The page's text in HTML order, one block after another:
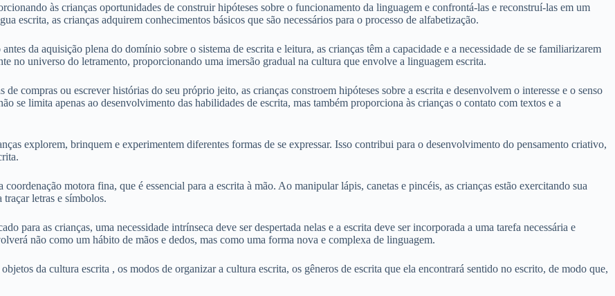
às crianças oportunidades de construir hipóteses sobre o funcionamento da linguagem e confrontá-las e reconstruí-las em um
escrita, as crianças adquirem conhecimentos básicos que são necessários para o processo de alfabetização.
da aquisição plena do domínio sobre o sistema de escrita e leitura, as crianças têm a capacidade e a necessidade de se familiarizarem
no universo do letramento, proporcionando uma imersão gradual na cultura que envolve a linguagem escrita.
compras ou escrever histórias do seu próprio jeito, as crianças constroem hipóteses sobre a escrita e desenvolvem o interesse e o senso
se limita apenas ao desenvolvimento das habilidades de escrita, mas também proporciona às crianças o contato com textos e a
explorem, brinquem e experimentem diferentes formas de se expressar. Isso contribui para o desenvolvimento do pensamento criativo,
motora fina, que é essencial para a escrita à mão. Ao manipular lápis, canetas e pincéis, as crianças estão exercitando sua
letras e símbolos.
para as crianças, uma necessidade intrínseca deve ser despertada nelas e a escrita deve ser incorporada a uma tarefa necessária e
não como um hábito de mãos e dedos, mas como uma forma nova e complexa de linguagem.
da cultura escrita , os modos de organizar a cultura escrita, os gêneros de escrita que ela encontrará sentido no escrito, de modo que,